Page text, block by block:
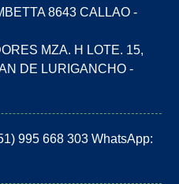
8643 CALLAO -
MZA. H LOTE. 15,
DE LURIGANCHO -
995 668 303 WhatsApp: